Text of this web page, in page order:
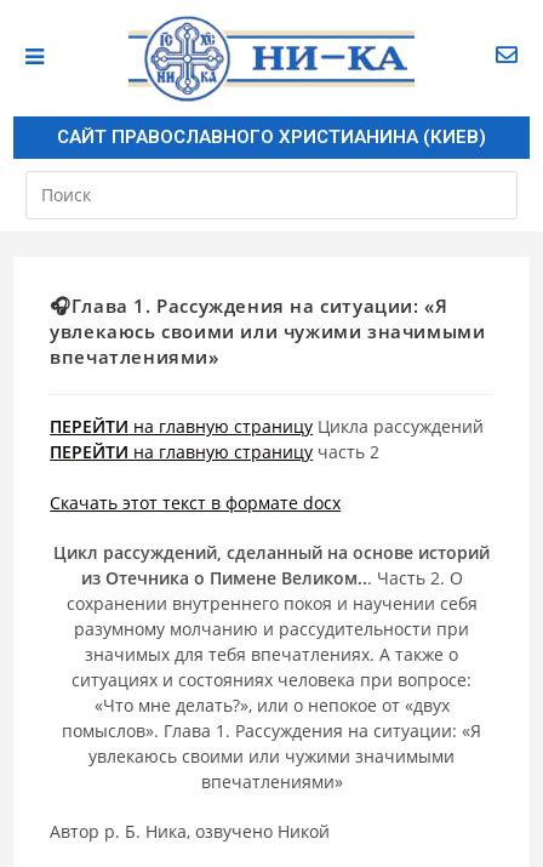
САЙТ ПРАВОСЛАВНОГО ХРИСТИАНИНА (КИЕВ)
🎧Глава 1. Рассуждения на ситуации: «Я
увлекаюсь своими или чужими значимыми
впечатлениями»
ПЕРЕЙТИ на главную страницу Цикла рассуждений
ПЕРЕЙТИ на главную страницу часть 2
Скачать этот текст в формате docx
Цикл рассуждений, сделанный на основе историй
из Отечника о Пимене Великом... Часть 2. О
сохранении внутреннего покоя и научении себя
разумному молчанию и рассудительности при
значимых для тебя впечатлениях. А также о
ситуациях и состояниях человека при вопросе:
«Что мне делать?», или о непокое от «двух
помыслов». Глава 1. Рассуждения на ситуации: «Я
увлекаюсь своими или чужими значимыми
впечатлениями»
Автор р. Б. Ника, озвучено Никой